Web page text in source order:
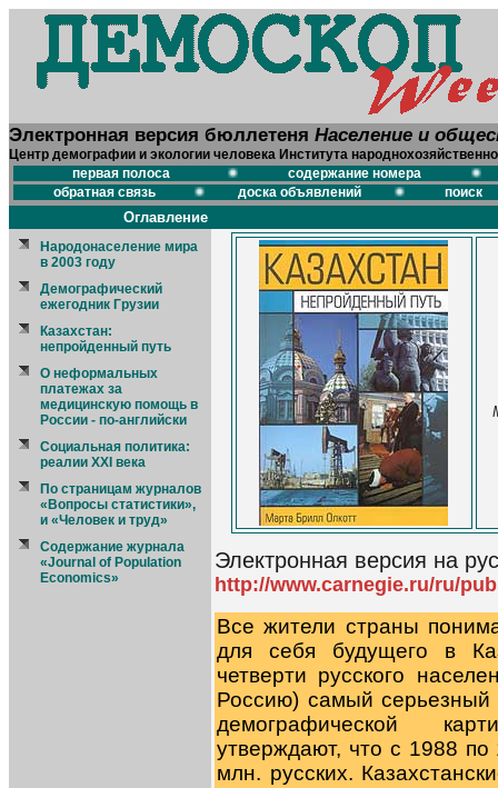
Электронная версия бюллетеня Население и
Центр демографии и экологии человека Института
первая полоса
содержание номера
обратная связь
доска объявлений поиск
Оглавление
Народонаселение мира
в 2003 году
Демографический
ежегодник Грузии
Казахстан:
непройденный путь
О неформальных
платежах за
медицинскую помощь в
России - по-английски
Социальная политика:
реалии XXI века
По страницам журналов
«Вопросы статистики»,
и «Человек и труд»
Содержание журнала
«Journal of Population
Economics»
Электронная версия на
http://www.carnegie.ru/ru/
Все жители страны
для себя будущего в
четверти русского
Россию) самый
демографической
утверждают, что с 1988 по
млн. русских.